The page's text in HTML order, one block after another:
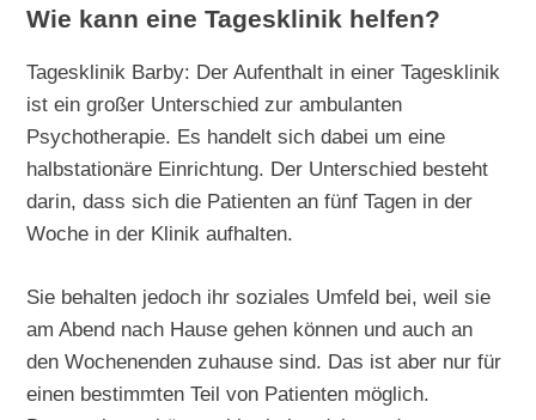
Wie kann eine Tagesklinik helfen?
Tagesklinik Barby: Der Aufenthalt in einer Tagesklinik
ist ein großer Unterschied zur ambulanten
Psychotherapie. Es handelt sich dabei um eine
halbstationäre Einrichtung. Der Unterschied besteht
darin, dass sich die Patienten an fünf Tagen in der
Woche in der Klinik aufhalten.
Sie behalten jedoch ihr soziales Umfeld bei, weil sie
am Abend nach Hause gehen können und auch an
den Wochenenden zuhause sind. Das ist aber nur für
einen bestimmten Teil von Patienten möglich.